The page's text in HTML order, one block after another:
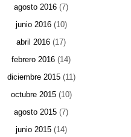
agosto 2016 (7)
junio 2016(10)
abril 2016 (17)
febrero 2016 (14)
diciembre 2015(11)
octubre 2015(10)
agosto 2015 (7)
junio 2015(14)